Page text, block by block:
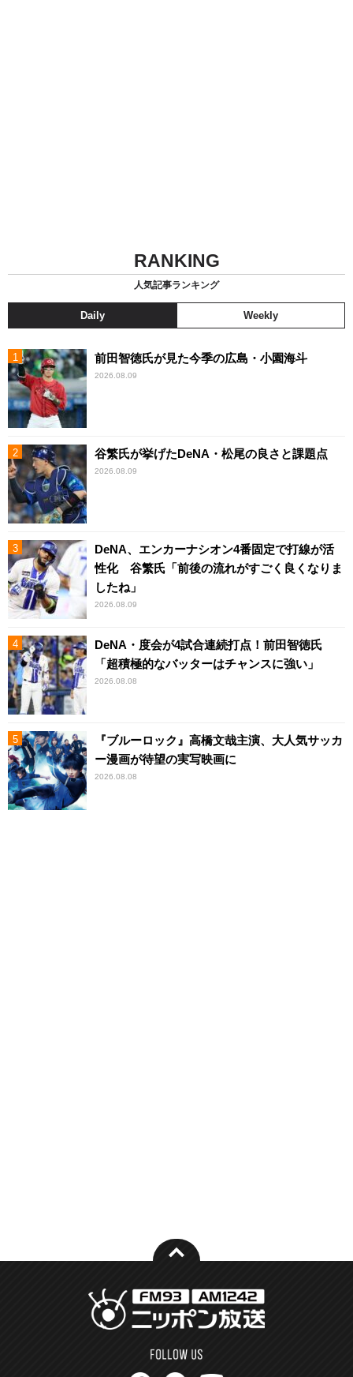
RANKING
人気記事ランキング
Daily Weekly
前田智徳氏が見た今季の広島・小園海斗
2026.08.09
谷繁氏が挙げたDeNA・松尾の良さと課題点
2026.08.09
DeNA、エンカーナシオン4番固定で打線が活
性化 谷繁氏「前後の流れがすごく良くなりま
したね」
2026.08.09
DeNA・度会が4試合連続打点！前田智徳氏
「超積極的なバッターはチャンスに強い」
2026.08.08
『ブルーロック』高橋文哉主演、大人気サッカ
ー漫画が待望の実写映画に
2026.08.08